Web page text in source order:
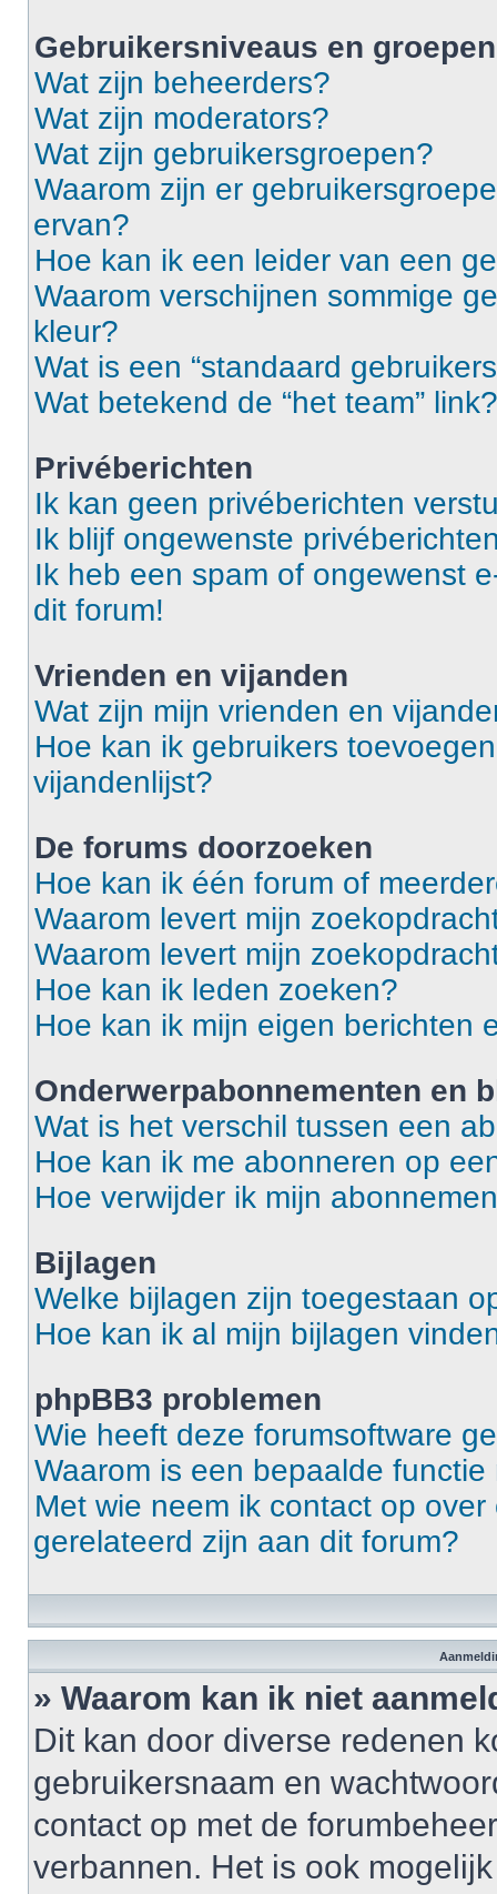
Gebruikersniveaus en groepen
Wat zijn beheerders?
Wat zijn moderators?
Wat zijn gebruikersgroepen?
Waarom zijn er
ervan?
Hoe kan ik een leider van een
Waarom verschijnen sommige
kleur?
Wat is een “standaard
Wat betekend de “het team” link?
Privéberichten
Ik kan geen privéberichten
Ik blijf ongewenste
Ik heb een spam of ongewenst
dit forum!
Vrienden en vijanden
Wat zijn mijn vrienden en
Hoe kan ik gebruikers
vijandenlijst?
De forums doorzoeken
Hoe kan ik één forum of
Waarom levert mijn
Waarom levert mijn
Hoe kan ik leden zoeken?
Hoe kan ik mijn eigen berichten
Onderwerpabonnementen en
Wat is het verschil tussen een
Hoe kan ik me abonneren op
Hoe verwijder ik mijn
Bijlagen
Welke bijlagen zijn toegestaan
Hoe kan ik al mijn bijlagen
phpBB3 problemen
Wie heeft deze forumsoftware
Waarom is een bepaalde
Met wie neem ik contact op
gerelateerd zijn aan dit forum?
» Waarom kan ik niet
Dit kan door diverse redenen
gebruikersnaam en
contact op met de
verbannen. Het is ook